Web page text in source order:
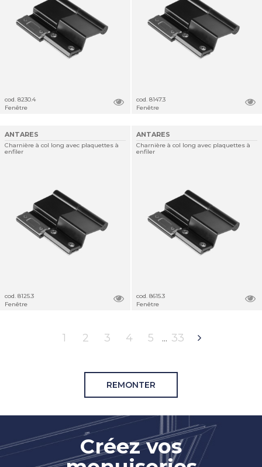
cod. 8230.4
Fenêtre
cod. 8147.3
Fenêtre
ANTARES
Charnière à col long avec plaquettes à
enfiler
cod. 8125.3
Fenêtre
ANTARES
Charnière à col long avec plaquettes à
enfiler
cod. 8615.3
Fenêtre
1 2 3 4 5 33
REMONTER
Créez vos